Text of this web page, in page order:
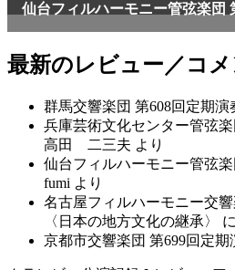
仙台フィルハーモニー管弦楽団
最新のレビュー／コメ
群馬交響楽団 第608回定期演
兵庫芸術文化センター管弦
高田 二三夫 より
仙台フィルハーモニー管弦
fumi より
名古屋フィルハーモニー交
〈日本の地方文化の継承〉
に
京都市交響楽団 第699回定期